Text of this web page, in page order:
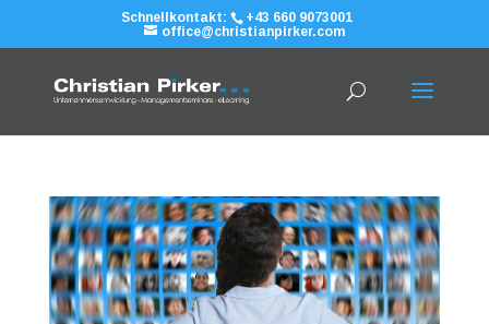
Schnellkontakt:
+43 660 9073001
office@christianpirker.com